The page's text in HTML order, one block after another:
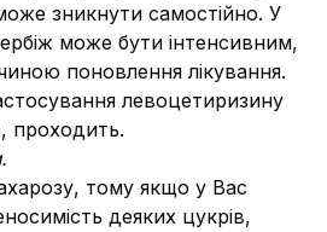
зникнути самостійно. У
може бути інтенсивним,
поновлення лікування.
левоцетиризину
проходить.
тому якщо у Вас
деяких цукрів,